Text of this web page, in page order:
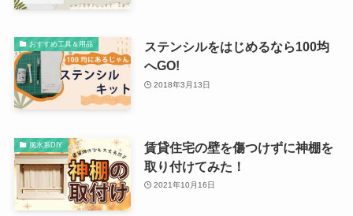
おすすめ工具＆用品
ステンシルをはじめるなら100均
へGO!
2018年3月13日
風水系DIY
賃貸住宅の壁を傷つけずに神棚を
取り付けてみた！
2021年10月16日